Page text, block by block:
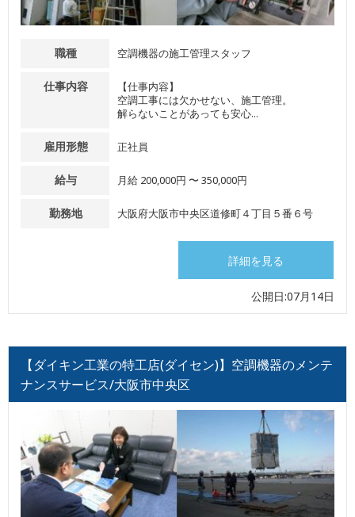
職種 空調機器の施工管理スタッフ
仕事内容
【仕事内容】
空調工事には欠かせない、施工管理。
解らないことがあっても安心...
雇用形態 正社員
給与 月給 200,000円 〜 350,000円
勤務地 大阪府大阪市中央区道修町４丁目５番６号
詳細を見る
公開日:07月14日
【ダイキン工業の特工店(ダイセン)】空調機器のメンテ
ナンスサービス/大阪市中央区